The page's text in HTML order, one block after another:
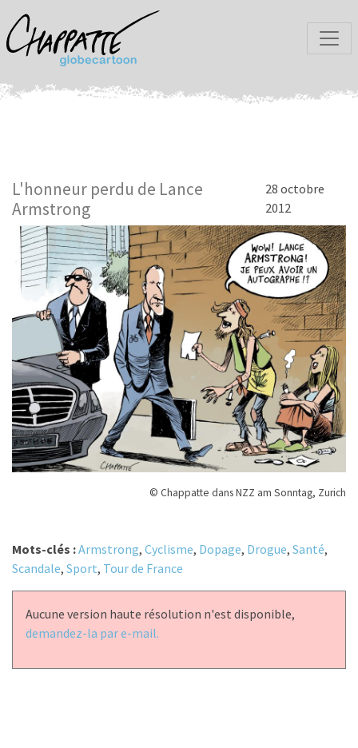
L'honneur perdu de Lance
Armstrong
28 octobre
2012
© Chappatte dans NZZ am Sonntag, Zurich
Mots-clés :Armstrong, Cyclisme, Dopage, Drogue, Santé,
Scandale, Sport, Tour de France
Aucune version haute résolution n'est disponible,
demandez-la par e-mail.